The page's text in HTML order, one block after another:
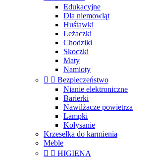
Edukacyjne
Dla niemowląt
Huśtawki
Leżaczki
Chodziki
Skoczki
Maty
Namioty
  Bezpieczeństwo
Nianie elektroniczne
Barierki
Nawilżacze powietrza
Lampki
Kołysanie
Krzesełka do karmienia
Meble
  HIGIENA